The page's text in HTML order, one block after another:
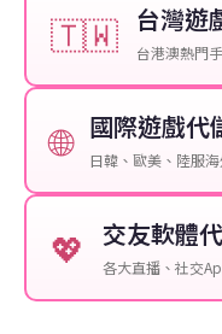
🇹🇼 台灣遊
台港澳熱門
🌐 國際遊戲代
日韓、歐美、陸服
💖 交友軟體
各大直播、社交